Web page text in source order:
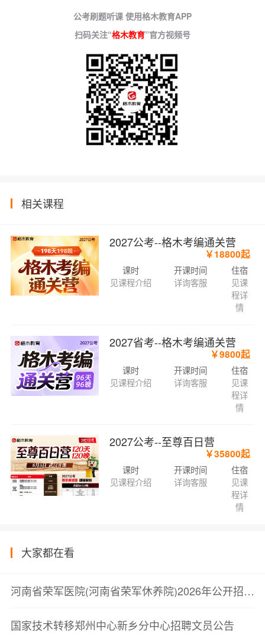
公考刷题听课 使用格木教育APP
扫码关注“格木教育”官方视频号
相关课程
2027公考--格木考编通关营
￥18800起
课时
见课程介绍
开课时间
详询客服
住宿
见课
程详
情
2027省考--格木考编通关营
￥9800起
课时
见课程介绍
开课时间
详询客服
住宿
见课
程详
情
2027公考--至尊百日营
￥35800起
课时
见课程介绍
开课时间
详询客服
住宿
见课
程详
情
大家都在看
河南省荣军医院(河南省荣军休养院)2026年公开招聘进入考察人员公告
国家技术转移郑州中心新乡分中心招聘文员公告